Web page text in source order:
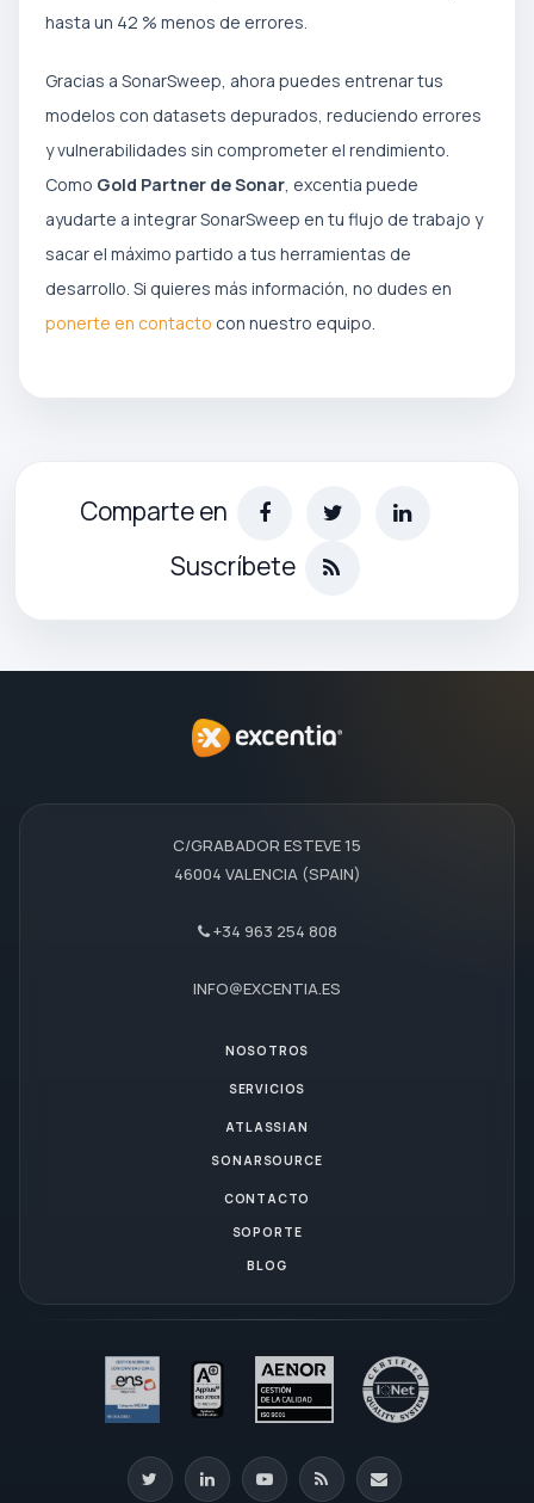
hasta un 42 % menos de errores.
Gracias a SonarSweep, ahora puedes entrenar tus
modelos con datasets depurados, reduciendo errores
y vulnerabilidades sin comprometer el rendimiento.
Como Gold Partner de Sonar, excentia puede
ayudarte a integrar SonarSweep en tu flujo de trabajo y
sacar el máximo partido a tus herramientas de
desarrollo. Si quieres más información, no dudes en
ponerte en contacto con nuestro equipo.
Comparte en
Suscríbete
C/GRABADOR ESTEVE 15
46004 VALENCIA (SPAIN)
+34 963 254 808
INFO@EXCENTIA.ES
NOSOTROS
SERVICIOS
ATLASSIAN
SONARSOURCE
CONTACTO
SOPORTE
BLOG